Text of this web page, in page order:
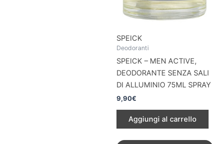
SPEICK
Deodoranti
SPEICK – MEN ACTIVE,
DEODORANTE SENZA SALI
DI ALLUMINIO 75ML SPRAY
9,90€
Aggiungi al carrello